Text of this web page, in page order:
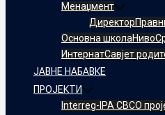
Менаџмент
Директор
Oсновнa школaНиво
ИнтернатСавјет
ЈАВНЕ НАБАВКЕ
ПРОЈЕКТИ
Interreg-IPA CBCО